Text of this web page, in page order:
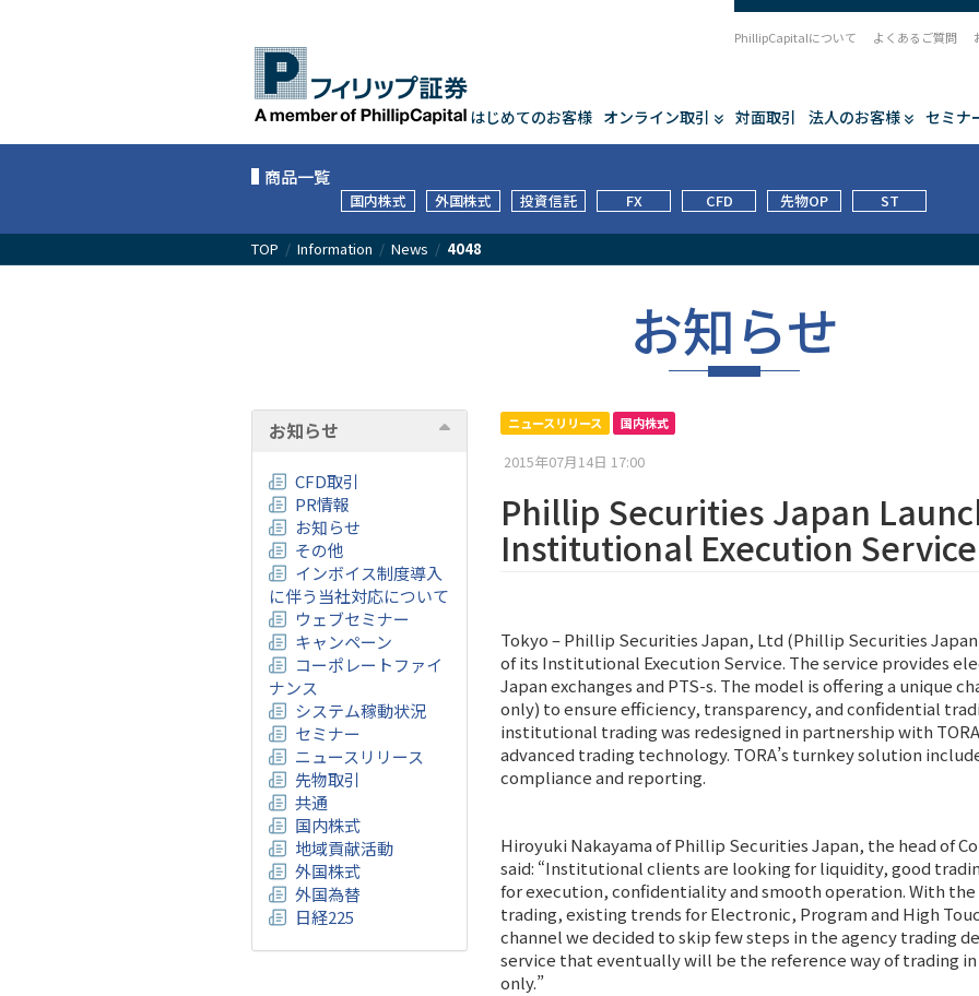
はじめてのお客様 オンライン取引 対面取引 法人のお客様 セミナ
PhillipCapitalについて よくあるご質問
商品一覧
国内株式 外国株式 投資信託 FX CFD 先物OP ST
TOP / Information / News / 4048
お知らせ
お知らせ
CFD取引
PR情報
お知らせ
その他
インボイス制度導入
に伴う当社対応について
ウェブセミナー
キャンペーン
コーポレートファイ
ナンス
システム稼動状況
セミナー
ニュースリリース
先物取引
共通
国内株式
地域貢献活動
外国株式
外国為替
日経225
ニュースリリース 国内株式
2015年07月14日 17:00
Phillip Securities Japan
Institutional Execution Service
Tokyo –Phillip Securities Japan, Ltd (Phillip Securities
of its Institutional Execution Service. The service provides
Japan exchanges and PTS-s. The model is offering a unique
only) to ensure efficiency, transparency, and confidential
institutional trading was redesigned in partnership with
advanced trading technology. TORA’s turnkey solution
compliance and reporting.
Hiroyuki Nakayama of Phillip Securities Japan, the head of
said: “Institutional clients are looking for liquidity, good
for execution, confidentiality and smooth operation. With
trading, existing trends for Electronic, Program and High
channel we decided to skip few steps in the agency trading
service that eventually will be the reference way of trading
only.”